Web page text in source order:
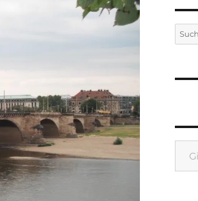
Suchen
nach:
Gib deine E-Mail-Adresse ein ...